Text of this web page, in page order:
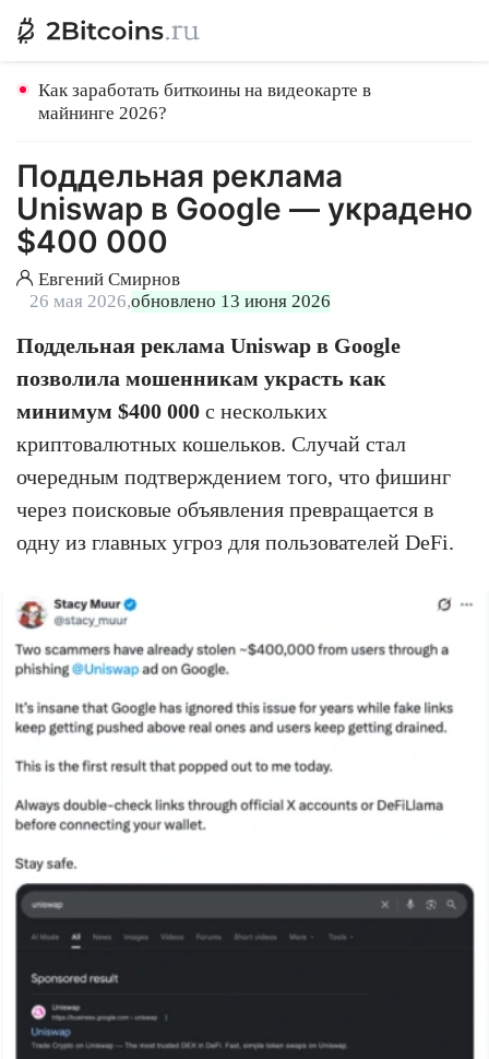
Как заработать биткоины на видеокарте в
майнинге 2026?
Поддельная реклама
Uniswap в Google — украдено
$400 000
Евгений Смирнов
26 мая 2026,обновлено 13 июня 2026
Поддельная реклама Uniswap в Google
позволила мошенникам украсть как
минимум $400 000 с нескольких
криптовалютных кошельков. Случай стал
очередным подтверждением того, что фишинг
через поисковые объявления превращается в
одну из главных угроз для пользователей DeFi.